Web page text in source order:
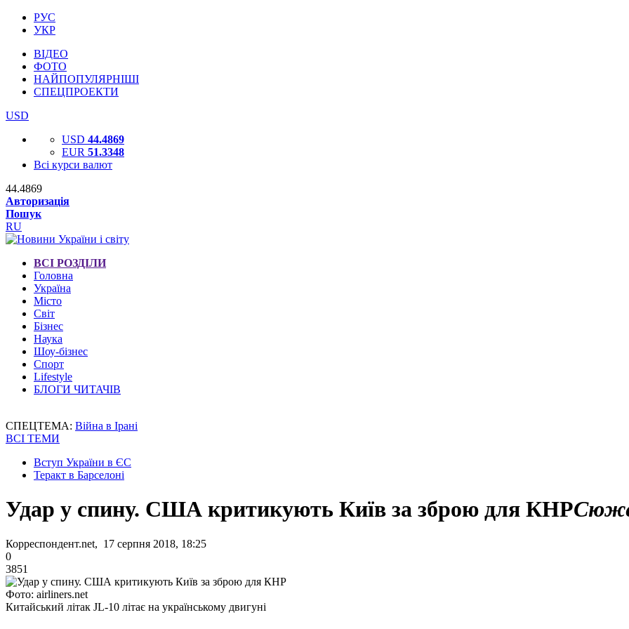
РУС
УКР
ВІДЕО
ФОТО
НАЙПОПУЛЯРНІШІ
СПЕЦПРОЕКТИ
USD
USD 44.4869
EUR 51.3348
Всі курси валют
44.4869
Авторизація
Пошук
RU
ВСІ РОЗДІЛИ
Головна
Україна
Місто
Світ
Бізнес
Наука
Шоу-бізнес
Спорт
Lifestyle
БЛОГИ ЧИТАЧІВ
СПЕЦТЕМА: Війна в Ірані
ВСІ ТЕМИ
Вступ України в ЄС
Теракт в Барселоні
Удар у спину. США критикують Київ за зброю для КНР
Корреспондент.net, 17 серпня 2018, 18:25
0
3851
Фото: airliners.net
Китайський літак JL-10 літає на українському двигуні